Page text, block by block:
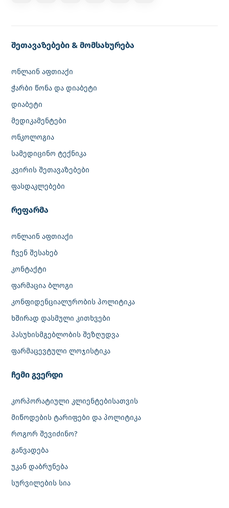
შეთავაზებები & მომსახურება
ონლაინ აფთიაქი
ჭარბი წონა და დიაბეტი
დიაბეტი
მედიკამენტები
ონკოლოგია
სამედიცინო ტექნიკა
კვირის შეთავაზებები
ფასდაკლებები
რეფარმა
ონლაინ აფთიაქი
ჩვენ შესახებ
კონტაქტი
ფარმაცია ბლოგი
კონფიდენციალურობის პოლიტიკა
ხშირად დასმული კითხვები
პასუხისმგებლობის შეზღუდვა
ფარმაცევტული ლოჯისტიკა
‎ჩემი გვერდი
კორპორატიული კლიენტებისათვის
მიწოდების ტარიფები და პოლიტიკა
როგორ შევიძინო?
განვადება
უკან დაბრუნება
სურვილების სია